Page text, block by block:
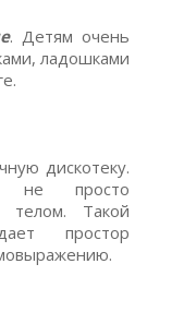
. Детям очень
ладошками
дискотеку.
не просто
телом. Такой
простор